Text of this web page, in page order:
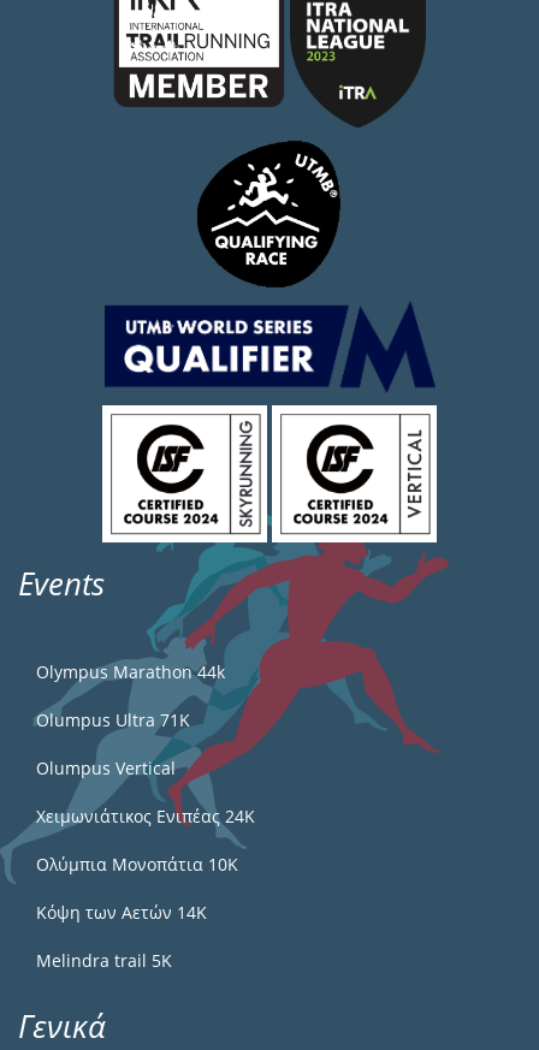
Events
Olympus Marathon 44k
Olumpus Ultra 71K
Olumpus Vertical
Χειμωνιάτικος Ενιπέας 24Κ
Ολύμπια Μονοπάτια 10Κ
Κόψη των Αετών 14Κ
Melindra trail 5Κ
Γενικά